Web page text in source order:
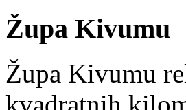
Župa Kivumu
Župa Kivumu
kvadratnih